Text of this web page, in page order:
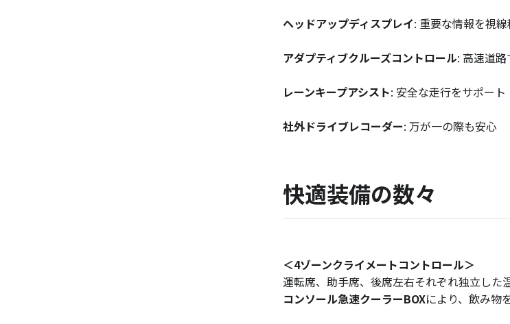
ヘッドアップディスプレイ: 重要な情報を視
アダプティブクルーズコントロール: 高速道
レーンキープアシスト: 安全な走行をサポート
社外ドライブレコーダー: 万が一の際も安心
快適装備の数々
＜4ゾーンクライメートコントロール＞
運転席、助手席、後席左右それぞれ独立した
コンソール急速クーラーBOXにより、飲み物